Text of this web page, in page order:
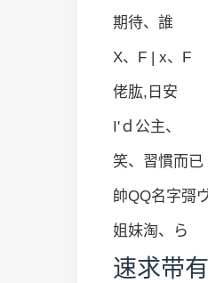
期待、誰
X、F | x、F
佬肱,日安
I'ｄ公主、
笑、習慣而已
帥QQ名字彁
姐妹淘、ら
速求带